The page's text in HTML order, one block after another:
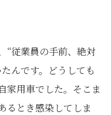
“従業員の手前、絶対
んです。どうしても
家用車でした。そこま
るとき感染してしま